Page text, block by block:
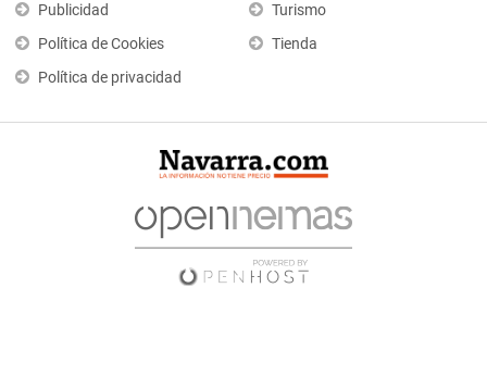
Publicidad
Política de Cookies
Política de privacidad
Turismo
Tienda